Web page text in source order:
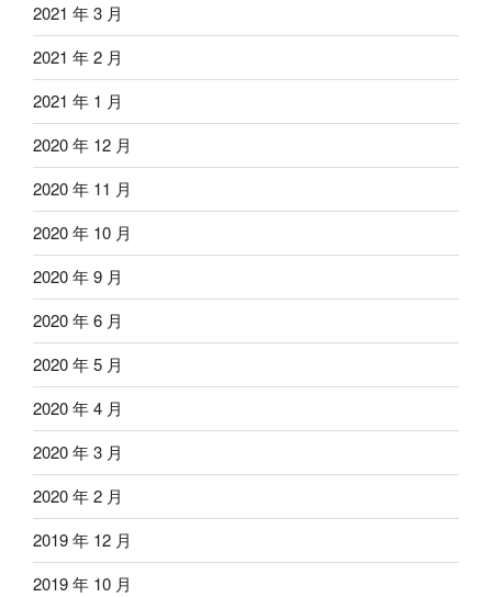
2021 年 3 月
2021 年 2 月
2021 年 1 月
2020 年 12 月
2020 年 11 月
2020 年 10 月
2020 年 9 月
2020 年 6 月
2020 年 5 月
2020 年 4 月
2020 年 3 月
2020 年 2 月
2019 年 12 月
2019 年 10 月